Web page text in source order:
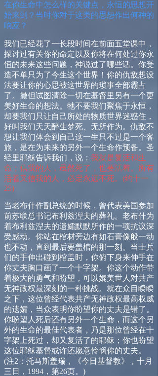
在你生命中怎么样的关键点，永恒的思想开
始来到？当时你对于这类的思想作出何种的
响应？
我们已经花了一长段时间在前面五堂课中，
探讨过有关你的命定以及你将在何处过你永
恒的未来这些问题，神说过了哪些话。你受
造不单只为了今生这个世界！你的仇敌想设
法要让你的心思被这世界的琐事全部霸占
了。撒但试图清除一切在基督里另有一个更
美好生命的想法。牠不要我们聚焦于永恒，
却要我们只让自己所处的物质世界迷惑住，
好叫我们天天醉生梦死、无所作为。仇敌不
想让我们体会到自己这一生只不过是一个客
旅，是在为未来的另外一个生命作预备。圣
经里耶稣告诉我们，说： 我就是复活和生
命；信我的人，虽然死了，也要活着。所有
活着又信我的人，必定永远不死。 (约十一
25)
当老布什作副总统的时候，曾代表美国参加
前苏联总书记布利兹湼夫的葬礼。老布什为
着布利兹湼夫的遗孀默默所作的一项抗议深
受感动。你站在棺材旁边有如石膏像般一动
也不动，直到最后要盖棺的那一刻。当士兵
们的手伸出碰到棺盖时，你俯下身来伸手在
你丈夫胸口画了一个十字架。你这个动作带
着极大的勇气和盼望，可以媲美世人对共产
无神政权最深刻的一种挑战。就在众目睽睽
之下，这位曾经代表共产无神政权最高权威
的遗孀，当众表明你盼望你的丈夫是错了。
你盼望人死后还有另外一个生命，而这个另
外的生命的最佳代表者，乃是那位曾经在十
字架上死过，却又复活了的耶稣；你也盼望
这位耶稣基督或许还愿意怜悯你的丈夫。
(注2 ：托马斯盖瑞，《今日基督教》，十月
三日， 1994 ，第26页。 )